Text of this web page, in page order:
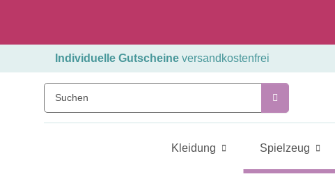
Individuelle Gutscheine versandkostenfrei
Kleidung Spielzeug